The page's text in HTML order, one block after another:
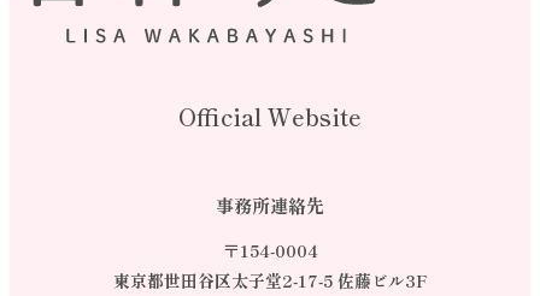
Official Website
事務所連絡先
〒154-0004
東京都世田谷区太子堂2-17-5 佐藤ビル3F